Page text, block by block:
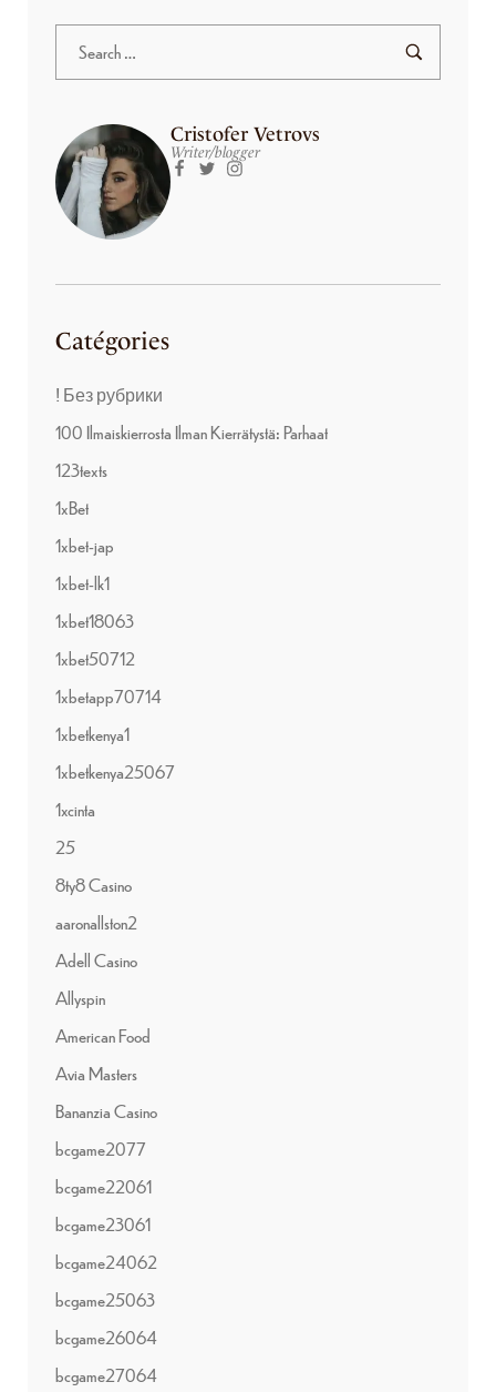
Cristofer Vetrovs
Writer/blogger
Catégories
! Без рубрики
100 Ilmaiskierrosta Ilman Kierrätystä: Parhaat
123texts
1xBet
1xbet-jap
1xbet-lk1
1xbet18063
1xbet50712
1xbetapp70714
1xbetkenya1
1xbetkenya25067
1xcinta
25
8ty8 Casino
aaronallston2
Adell Casino
Allyspin
American Food
Avia Masters
Bananzia Casino
bcgame2077
bcgame22061
bcgame23061
bcgame24062
bcgame25063
bcgame26064
bcgame27064